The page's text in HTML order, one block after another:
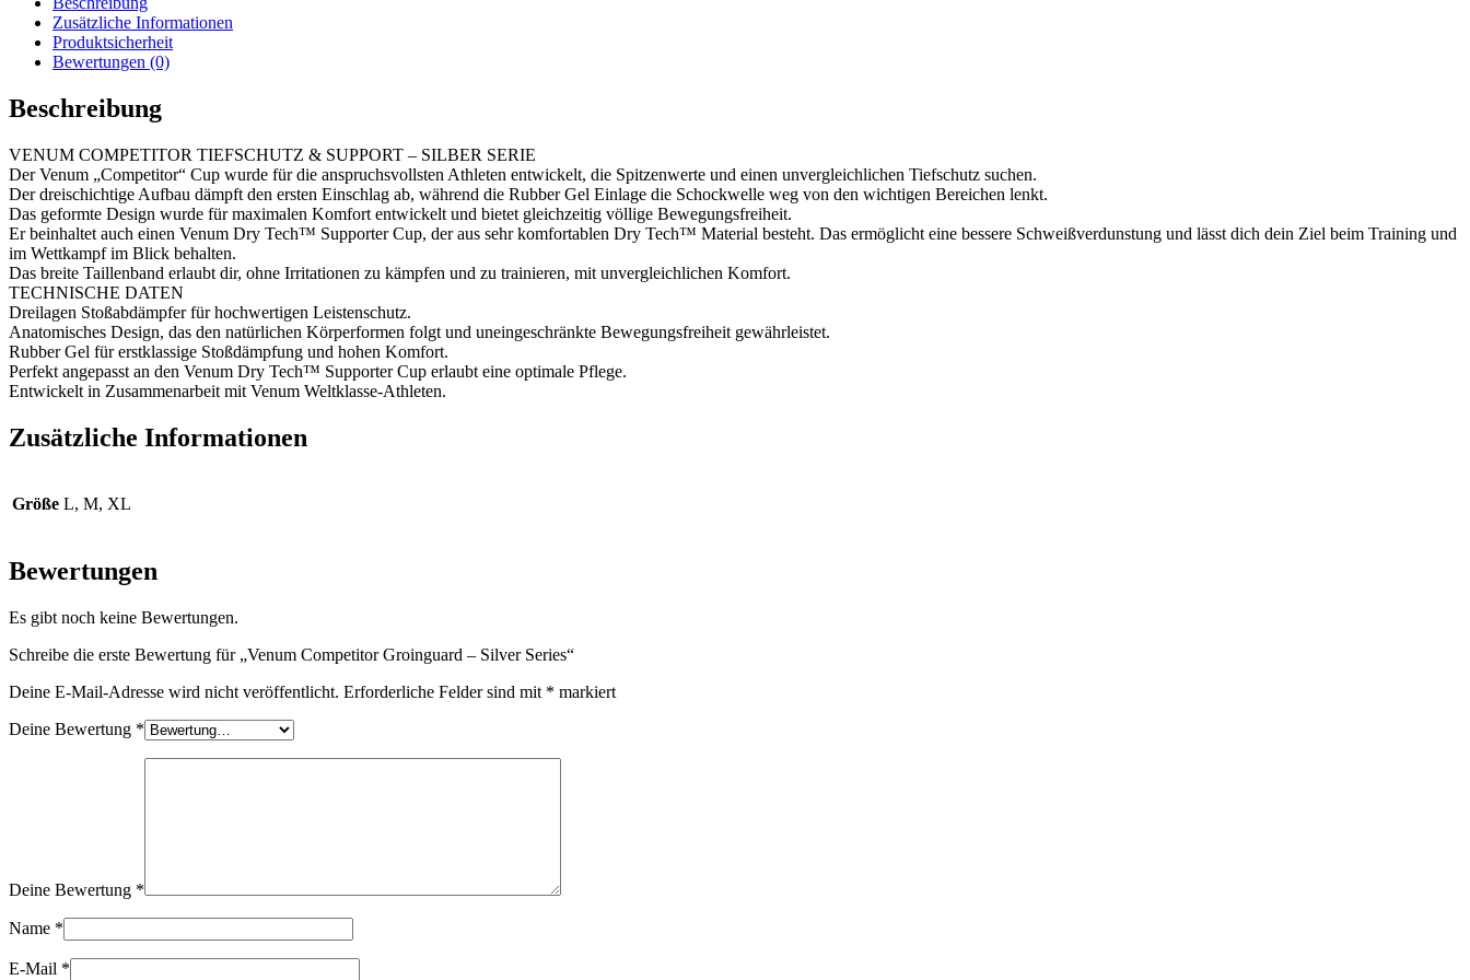
MengeZusätzliche Informationen
Produktsicherheit
Bewertungen (0)
Beschreibung
VENUM COMPETITOR TIEFSCHUTZ & SUPPORT – SILBER SERIE
Der Venum „Competitor“ Cup wurde für die anspruchsvollsten Athleten entwickelt, die Spitzenwerte und einen unvergleichlichen Tiefschutz suchen.
Der dreischichtige Aufbau dämpft den ersten Einschlag ab, während die Rubber Gel Einlage die Schockwelle weg von den wichtigen Bereichen lenkt.
Das geformte Design wurde für maximalen Komfort entwickelt und bietet gleichzeitig völlige Bewegungsfreiheit.
Er beinhaltet auch einen Venum Dry Tech™ Supporter Cup, der aus sehr komfortablen Dry Tech™ Material besteht. Das ermöglicht eine bessere Schweißverdunstung und lässt dich dein Ziel beim Training und
im Wettkampf im Blick behalten.
Das breite Taillenband erlaubt dir, ohne Irritationen zu kämpfen und zu trainieren, mit unvergleichlichen Komfort.
TECHNISCHE DATEN
Dreilagen Stoßabdämpfer für hochwertigen Leistenschutz.
Anatomisches Design, das den natürlichen Körperformen folgt und uneingeschränkte Bewegungsfreiheit gewährleistet.
Rubber Gel für erstklassige Stoßdämpfung und hohen Komfort.
Perfekt angepasst an den Venum Dry Tech™ Supporter Cup erlaubt eine optimale Pflege.
Entwickelt in Zusammenarbeit mit Venum Weltklasse-Athleten.
Zusätzliche Informationen
Größe L, M, XL
Bewertungen
Es gibt noch keine Bewertungen.
Schreibe die erste Bewertung für „Venum Competitor Groinguard – Silver Series“
Deine E-Mail-Adresse wird nicht veröffentlicht. Erforderliche Felder sind mit * markiert
Deine Bewertung *
Deine Bewertung *
Name *
E-Mail *